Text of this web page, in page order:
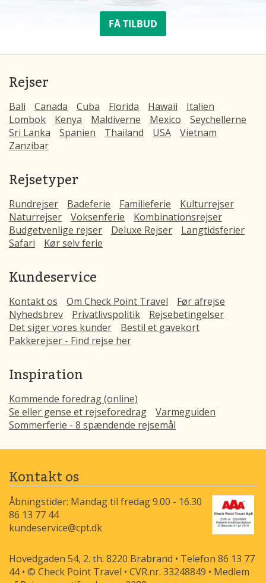
FÅ TILBUD
Rejser
Bali Canada Cuba Florida Hawaii
Italien
Lombok
Kenya Maldiverne Mexico
Seychellerne
Sri Lanka
Spanien Thailand USA
Vietnam
Zanzibar
Rejsetyper
Rundrejser Badeferie Familieferie
Kulturrejser
Naturrejser
Voksenferie
Kombinationsrejser
Budgetvenlige rejser
Deluxe Rejser
Langtidsferier
Safari
Kør selv ferie
Kundeservice
Kontakt os Om Check Point Travel
Før afrejse
Nyhedsbrev
Privatlivspolitik
Rejsebetingelser
Det siger vores kunder
Bestil et gavekort
Pakkerejser - Find rejse her
Inspiration
Kommende foredrag (online)
Se eller gense et rejseforedrag
Varmeguiden
Sommerferie - 8 spændende rejsemål
Kontakt os
Åbningstider: Mandag til fredag 9.00 - 16.30
86 13 77 44
kundeservice@cpt.dk
Hovedgaden 54, 2. th. 8220 Brabrand • Telefon 86 13 77
44 • © Check Point Travel • CVR.nr. 33248849 • Medlem